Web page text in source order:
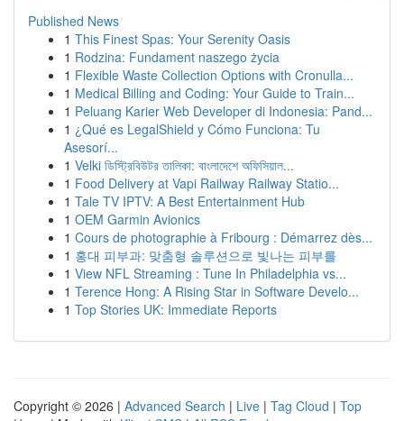
Published News
1 This Finest Spas: Your Serenity Oasis
1 Rodzina: Fundament naszego życia
1 Flexible Waste Collection Options with Cronulla...
1 Medical Billing and Coding: Your Guide to Train...
1 Peluang Karier Web Developer di Indonesia: Pand...
1 ¿Qué es LegalShield y Cómo Funciona: Tu
Asesorí...
1 Velki ডিস্ট্রিবিউটর তালিকা: বাংলাদেশে অফিসিয়াল...
1 Food Delivery at Vapi Railway Railway Statio...
1 Tale TV IPTV: A Best Entertainment Hub
1 OEM Garmin Avionics
1 Cours de photographie à Fribourg : Démarrez dès...
1 홍대 피부과: 맞춤형 솔루션으로 빛나는 피부를
1 View NFL Streaming : Tune In Philadelphia vs...
1 Terence Hong: A Rising Star in Software Develo...
1 Top Stories UK: Immediate Reports
Copyright © 2026 | Advanced Search | Live | Tag Cloud | Top